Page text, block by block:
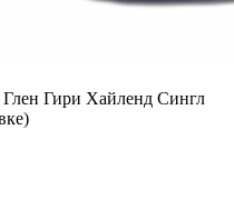
Гири Хайленд Сингл